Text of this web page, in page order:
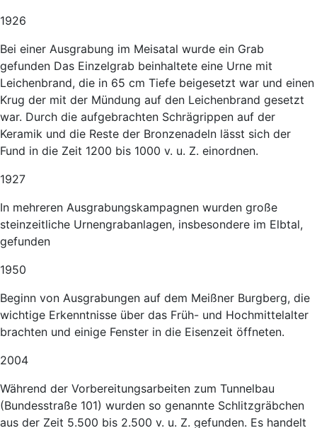
1926
Bei einer Ausgrabung im Meisatal wurde ein Grab
gefunden Das Einzelgrab beinhaltete eine Urne mit
Leichenbrand, die in 65 cm Tiefe beigesetzt war und einen
Krug der mit der Mündung auf den Leichenbrand gesetzt
war. Durch die aufgebrachten Schrägrippen auf der
Keramik und die Reste der Bronzenadeln lässt sich der
Fund in die Zeit 1200 bis 1000 v. u. Z. einordnen.
1927
In mehreren Ausgrabungskampagnen wurden große
steinzeitliche Urnengrabanlagen, insbesondere im Elbtal,
gefunden
1950
Beginn von Ausgrabungen auf dem Meißner Burgberg, die
wichtige Erkenntnisse über das Früh- und Hochmittelalter
brachten und einige Fenster in die Eisenzeit öffneten.
2004
Während der Vorbereitungsarbeiten zum Tunnelbau
(Bundesstraße 101) wurden so genannte Schlitzgräbchen
aus der Zeit 5.500 bis 2.500 v. u. Z. gefunden. Es handelt